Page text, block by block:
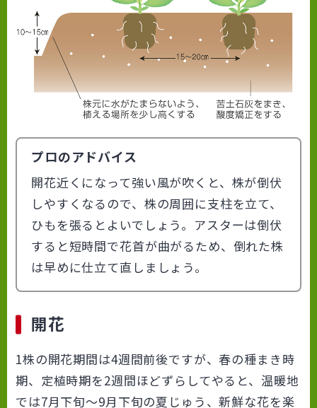
プロのアドバイス
開花近くになって強い風が吹くと、株が倒伏
しやすくなるので、株の周囲に支柱を立て、
ひもを張るとよいでしょう。アスターは倒伏
すると短時間で花首が曲がるため、倒れた株
は早めに仕立て直しましょう。
開花
1株の開花期間は4週間前後ですが、春の種まき時
期、定植時期を2週間ほどずらしてやると、温暖地
では7月下旬～9月下旬の夏じゅう、新鮮な花を楽